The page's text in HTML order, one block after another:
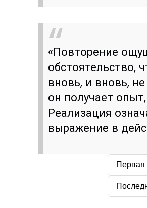
«Повторение
обстоятельство,
вновь, и вновь,
он получает
Реализация
выражение в
Первая